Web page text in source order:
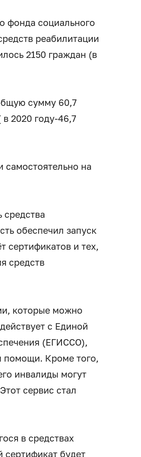
фонда социального
реабилитации
2150 граждан (в
сумму 60,7
2020 году-46,7
на
средства
обеспечил запуск
сертификатов и тех,
средств
которые можно
с Единой
(ЕГИССО),
помощи. Кроме того,
инвалиды могут
сервис стал
в средствах
сертификат будет